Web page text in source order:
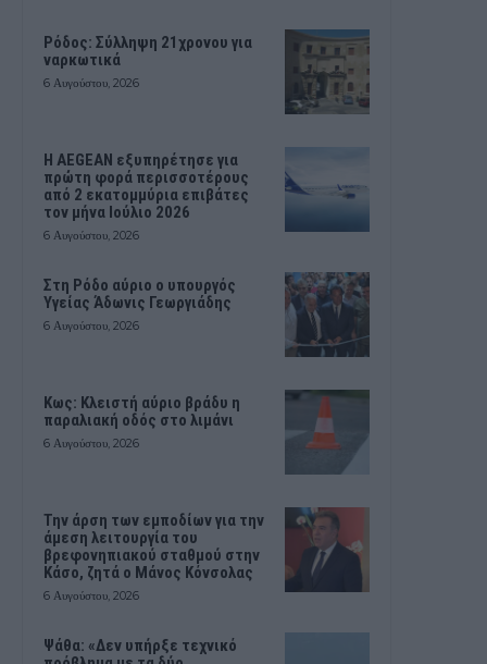
Ρόδος: Σύλληψη 21χρονου για
ναρκωτικά
6 Αυγούστου, 2026
Η AEGEAN εξυπηρέτησε για
πρώτη φορά περισσοτέρους
από 2 εκατομμύρια επιβάτες
τον μήνα Ιούλιο 2026
6 Αυγούστου, 2026
Στη Ρόδο αύριο ο υπουργός
Υγείας Άδωνις Γεωργιάδης
6 Αυγούστου, 2026
Κως: Κλειστή αύριο βράδυ η
παραλιακή οδός στο λιμάνι
6 Αυγούστου, 2026
Την άρση των εμποδίων για την
άμεση λειτουργία του
βρεφονηπιακού σταθμού στην
Κάσο, ζητά ο Μάνος Κόνσολας
6 Αυγούστου, 2026
Ψάθα: «Δεν υπήρξε τεχνικό